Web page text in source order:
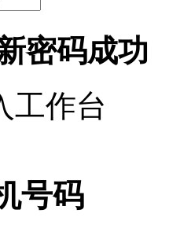
密码成功
工作台
号码